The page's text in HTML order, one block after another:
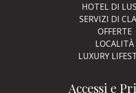
HOTEL DI
SERVIZI DI
OFFERTE
LOCALITÀ
LUXURY
Accessi e